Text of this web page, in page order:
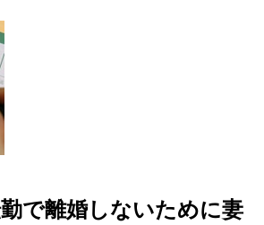
で離婚しないために妻